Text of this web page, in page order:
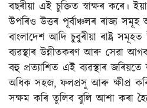
বছৰীয়া এই চুক্তিত স্বাক্ষৰ কৰে।
উপৰিও উত্তৰ পূৰ্বাঞ্চলৰ ৰাজ্য
বাংলাদেশ আদি চুবুৰীয়া ৰাষ্ট্ৰ
ব্যৱস্থাৰ উন্নীতকৰণ আৰু সেৱা
বহু প্ৰত্যাশিত এই ব্যৱস্থাৰ
অধিক সহজ, ফলপ্ৰসু আৰু ক্ষীপ্ৰ
সক্ষম কৰি তুলিব বুলি আশা কৰা